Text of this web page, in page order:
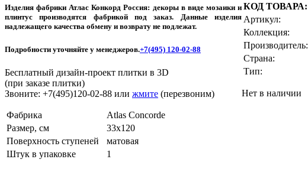
Изделия фабрики Атлас Конкорд Россия: декоры в виде мозаики и
плинтус производятся фабрикой под заказ. Данные изделия
надлежащего качества обмену и возврату не подлежат.
Подробности уточняйте у менеджеров.+7(495) 120-02-88
Бесплатный дизайн-проект плитки в 3D
(при заказе плитки)
Звоните: +7(495)120-02-88 или жмите (перезвоним)
КОД ТОВАРА:
Артикул:
Коллекция:
Производитель:
Страна:
Тип:
Нет в наличии
Фабрика
Atlas Concorde
Размер, см
33x120
Поверхность ступеней
матовая
Штук в упаковке
1